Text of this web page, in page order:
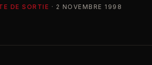
DE SORTIE · 2 NOVEMBRE 1998